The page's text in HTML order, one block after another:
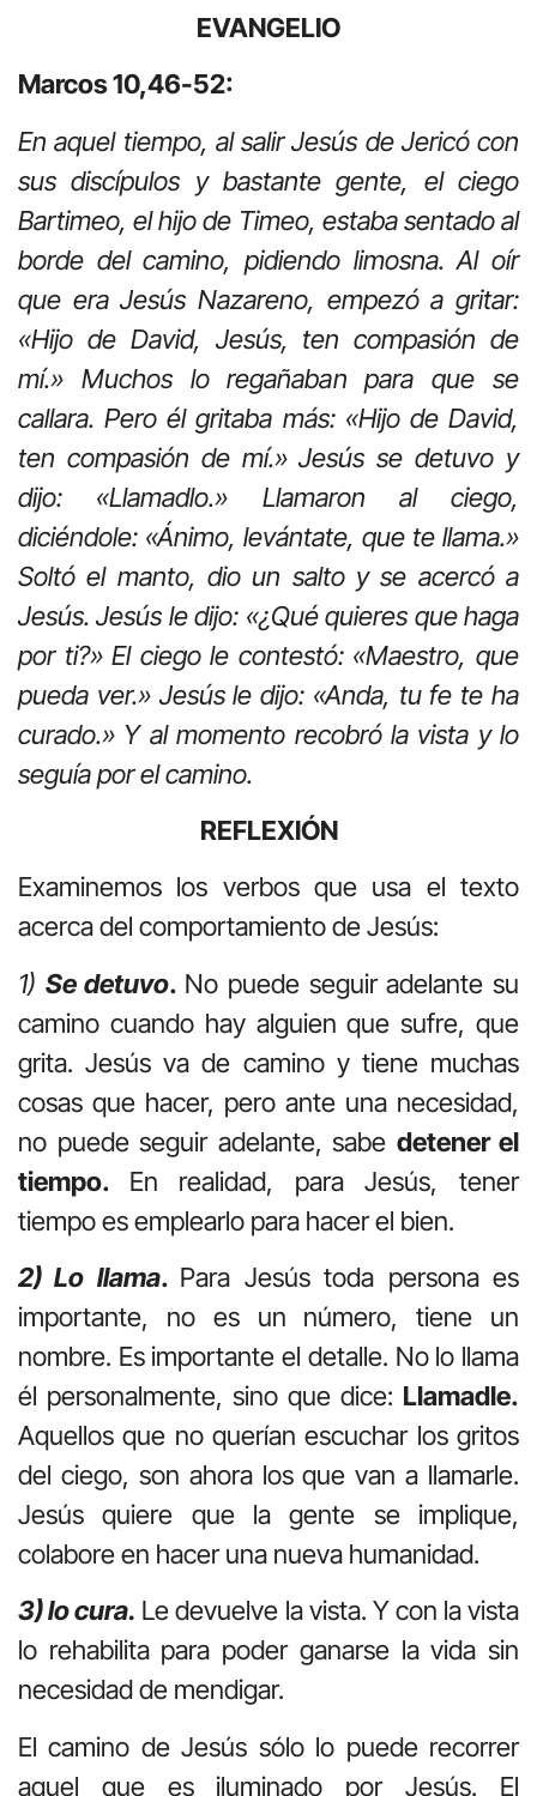
EVANGELIO
Marcos 10,46-52:
En aquel tiempo, al salir Jesús de Jericó con
sus discípulos y bastante gente, el ciego
Bartimeo, el hijo de Timeo, estaba sentado al
borde del camino, pidiendo limosna. Al oír
que era Jesús Nazareno, empezó a gritar:
«Hijo de David, Jesús, ten compasión de
mí.» Muchos lo regañaban para que se
callara. Pero él gritaba más: «Hijo de David,
ten compasión de mí.» Jesús se detuvo y
dijo: «Llamadlo.» Llamaron al ciego,
diciéndole: «Ánimo, levántate, que te llama.»
Soltó el manto, dio un salto y se acercó a
Jesús. Jesús le dijo: «¿Qué quieres que haga
por ti?» El ciego le contestó: «Maestro, que
pueda ver.» Jesús le dijo: «Anda, tu fe te ha
curado.» Y al momento recobró la vista y lo
seguía por el camino.
REFLEXIÓN
Examinemos los verbos que usa el texto
acerca del comportamiento de Jesús:
1) Se detuvo. No puede seguir adelante su
camino cuando hay alguien que sufre, que
grita. Jesús va de camino y tiene muchas
cosas que hacer, pero ante una necesidad,
no puede seguir adelante, sabe detener el
tiempo. En realidad, para Jesús, tener
tiempo es emplearlo para hacer el bien.
2) Lo llama. Para Jesús toda persona es
importante, no es un número, tiene un
nombre. Es importante el detalle. No lo llama
él personalmente, sino que dice: Llamadle.
Aquellos que no querían escuchar los gritos
del ciego, son ahora los que van a llamarle.
Jesús quiere que la gente se implique,
colabore en hacer una nueva humanidad.
3) lo cura. Le devuelve la vista. Y con la vista
lo rehabilita para poder ganarse la vida sin
necesidad de mendigar.
El camino de Jesús sólo lo puede recorrer
aquel que es iluminado por Jesús. El